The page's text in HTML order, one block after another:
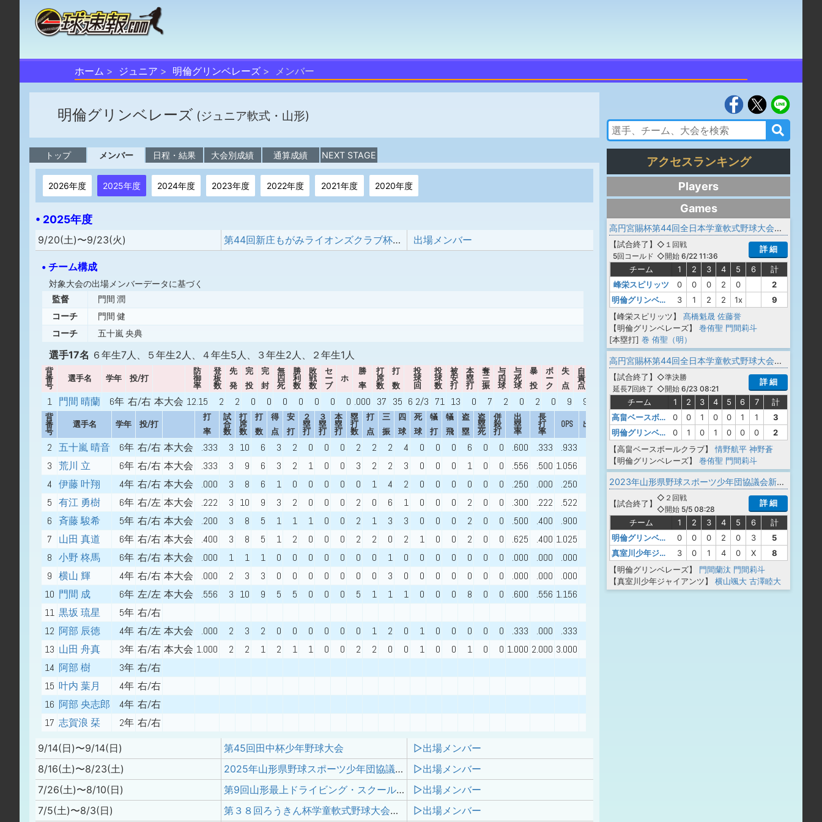
ホーム ジュニア 明倫グリンベレーズ メンバー
明倫グリンベレーズ (ジュニア軟式・山形)
トップ メンバー 日程・結果 大会別成績 通算成績 NEXT STAGE
2026年度 2025年度 2024年度 2023年度 2022年度 2021年度 2020年度
• 2025年度
9/20(土)〜9/23(火) 第44回新庄もがみライオンズクラブ杯少年野球大会 出場メンバー
• チーム構成
対象大会の出場メンバーデータに基づく
監督
門間 潤
コーチ
門間 健
コーチ
五十嵐 央典
選手17名 ６年生7人、５年生2人、４年生5人、３年生2人、２年生1人
背
番
号
選手名 学年 投/打
防
御
率
登
板
数
先
発
完
投
完
封
無
四
死
勝
利
数
敗
戦
数
セ
ー
ブ
ホ
勝
率
打
席
数
打
数
投
球
回
投
球
数
被
安
打
本
塁
打
奪
三
振
与
四
球
与
死
球
暴
投
ボ
ー
ク
失
点
自
責
点
出身校
1 門間 晴蘭 6年 右/右 本大会 12.15 2 2 0 0 0 0 0 0 0 .000 37 35 6 2/3 71 13 0 7 2 0 2 0 9 9
背
番
号
選手名 学年 投/打
打
率
試
合
数
打
席
数
打
数
得
点
安
打
２
塁
打
３
塁
打
本
塁
打
塁
打
数
打
点
三
振
四
球
死
球
犠
打
犠
飛
盗
塁
盗
塁
死
併
殺
打
出
塁
率
長
打
率
OPS 出身校
2 五十嵐 晴音 6年 右/右 本大会 .333 3 10 6 3 2 0 0 0 2 2 2 4 0 0 0 6 0 0 .600 .333
.933
3 荒川 立 6年 右/右 本大会 .333 3 9 6 3 2 1 0 0 3 2 2 3 0 0 0 1 0 0 .556 .500 1.056
4 伊藤 叶翔 4年 右/右 本大会 .000 3 8 6 1 0 0 0 0 0 1 4 2 0 0 0 0 0 0 .250 .000
.250
5 有江 勇樹 6年 右/左 本大会 .222 3 10 9 3 2 0 0 0 2 0 6 1 0 0 0 2 0 0 .300 .222
.522
6
斉藤 駿希 5年 右/右 本大会 .200 3 8 5 1 1 1 0 0 2 1 3 3 0 0 0 2 0 0 .500 .400
.900
7
山田 真道 6年 右/右 本大会 .400 3 8 5 1 2 0 0 0 2 2 0 2 1 0 0 2 0 0 .625 .400 1.025
8 小野 柊馬 6年 右/右 本大会 .000 1 1 1 0 0 0 0 0 0 0 1 0 0 0 0 0 0 0 .000 .000
.000
9 横山 輝 4年 右/右 本大会 .000 2 3 3 0 0 0 0 0 0 0 3 0 0 0 0 0 0 0 .000 .000
.000
10 門間 成 6年 左/左 本大会 .556 3 10 9 5 5 0 0 0 5 1 1 1 0 0 0 8 0 0 .600 .556 1.156
11 黒坂 琉星 5年 右/右
12 阿部 辰徳 4年 右/左 本大会 .000 2 3 2 0 0 0 0 0 0 1 2 0 1 0 0 0 0 0 .333 .000
.333
13 山田 舟真 3年 右/右 本大会 1.000 2 2 1 2 1 1 0 0 2 2 0 0 1 0 0 1 0 0 1.000 2.000 3.000
14 阿部 樹 3年 右/右
15 叶内 葉月 4年 右/右
16 阿部 央志郎 4年 右/右
17 志賀浪 栞 2年 右/右
9/14(日)〜9/14(日) 第45回田中杯少年野球大会
▷出場メンバー
8/16(土)〜8/23(土)
2025年山形県野球スポーツ少年団協議会新庄最上新人交流大会
▷出場メンバー
7/26(土)〜8/10(日)
第9回山形最上ドライビング・スクール杯学童軟式野球大会／2025年山形県野球スポーツ少年団協議会新庄最上支部夏季交流大会
▷出場メンバー
7/5(土)〜8/3(日)
第３８回ろうきん杯学童軟式野球大会山形県大会 ▷出場メンバー
アクセスランキング
Players
Games
高円宮賜杯第44回全日本学童軟式野球大会 マクドナルドトーナメント 山形県予選会
【試合終了 】
5回コールド
◇１回戦
◇開始 6/22 11:36
詳 細
チーム 1 2 3 4 5 6
計
峰栄スピリッツ
0 0 0 2 0
2
明倫グリンベレーズ
3 1 2 2 1x
9
【峰栄スピリッツ】
髙橋魁晟 佐藤誉
【明倫グリンベレーズ】
巻侑聖 門間莉斗
[本塁打] 巻 侑聖（明）
高円宮賜杯第44回全日本学童軟式野球大会 マクドナルドトーナメント 山形県予選会
【試合終了 】
延長7回終了
◇準決勝
◇開始 6/23 08:21
詳 細
チーム 1 2 3 4 5 6 7
計
高畠ベースボールクラブ
0 0 1 0 0 1 1
3
明倫グリンベレーズ
0 1 0 1 0 0 0
2
【高畠ベースボールクラブ】
情野航平 神野蒼
【明倫グリンベレーズ】
巻侑聖 門間莉斗
2023年山形県野球スポーツ少年団協議会新庄最上支部春季交流大会
【試合終了 】
◇２回戦
◇開始 5/5 08:28
詳 細
チーム 1 2 3 4 5 6
計
明倫グリンベレーズ
0 0 0 2 0 3
5
真室川少年ジャイアンツ
3 0 1 4 0 X
8
【明倫グリンベレーズ】
門間蘭汰 門間莉斗
【真室川少年ジャイアンツ】
横山颯大 古澤睦大